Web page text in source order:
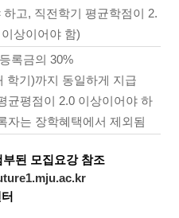
하고, 직전학기 평균학점이 2.
상이어야 함)
등록금의 30%
학기)까지 동일하게 지급
균평점이 2.0 이상이어야 하
자는 장학혜택에서 제외됨
된 모집요강 참조